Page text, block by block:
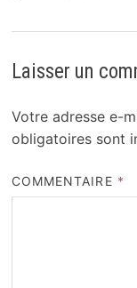
Laisser un
Votre adresse e-
obligatoires sont
COMMENTAIRE *